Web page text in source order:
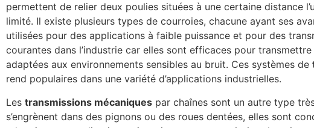
permettent de relier deux poulies situées à une certaine distance
limité. Il existe plusieurs types de courroies, chacune ayant ses
utilisées pour des applications à faible puissance et pour des
courantes dans l’industrie car elles sont efficaces pour
adaptées aux environnements sensibles au bruit. Ces systèmes de
rend populaires dans une variété d’applications industrielles.
Les transmissions mécaniques par chaînes sont un autre type
s’engrènent dans des pignons ou des roues dentées, elles sont